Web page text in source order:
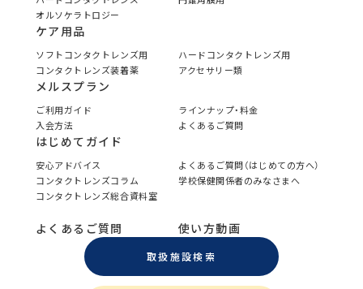
オルソケラトロジー
ケア用品
ソフトコンタクトレンズ用
ハードコンタクトレンズ用
コンタクトレンズ装着薬
アクセサリー類
メルスプラン
ご利用ガイド
ラインナップ・料金
入会方法
よくあるご質問
はじめてガイド
安心アドバイス
よくあるご質問（はじめての方へ）
コンタクトレンズコラム
学校保健関係者のみなさまへ
コンタクトレンズ総合資料室
よくあるご質問 使い方動画
取扱施設検索